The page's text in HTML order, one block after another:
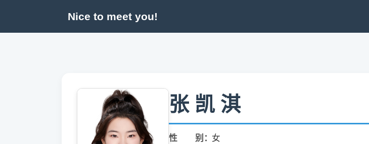
Nice to meet you!
张 凯 淇
性 别： 女